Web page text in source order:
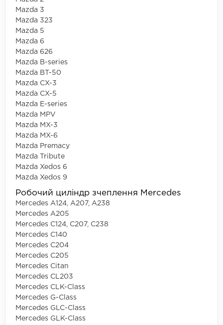
Mazda 3
Mazda 323
Mazda 5
Mazda 6
Mazda 626
Mazda B-series
Mazda BT-50
Mazda CX-3
Mazda CX-5
Mazda E-series
Mazda MPV
Mazda MX-3
Mazda MX-6
Mazda Premacy
Mazda Tribute
Mazda Xedos 6
Mazda Xedos 9
Робочий циліндр зчеплення Mercedes
Mercedes A124, A207, A238
Mercedes A205
Mercedes C124, C207, C238
Mercedes C140
Mercedes C204
Mercedes C205
Mercedes Citan
Mercedes CL203
Mercedes CLK-Class
Mercedes G-Class
Mercedes GLC-Class
Mercedes GLK-Class